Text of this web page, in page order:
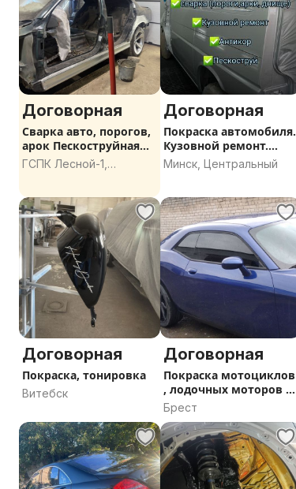
Договорная
Сварка авто, порогов,
арок Пескоструйная
обработка
ГСПК Лесной-1,
сельсовет, Минский
район, Минская
область
Договорная
Покраска автомобиля.
Кузовной ремонт.
Переварка. Стапель
Минск, Центральный
Договорная
Покраска, тонировка
Витебск
Договорная
Покраска мотоциклов
, лодочных моторов ,
покраска
Брест